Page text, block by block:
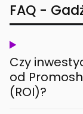
FAQ -
Czy
od
(ROI)?